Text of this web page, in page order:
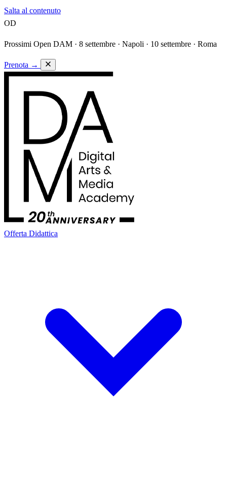
Salta al contenuto
OD
Prossimi Open DAM · 8 settembre · Napoli · 10 settembre · Roma
Prenota →
Offerta Didattica